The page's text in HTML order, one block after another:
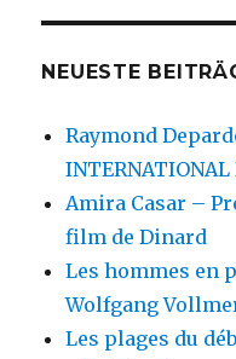
NEUESTE
Raymond
INTERNATIONAL
Amira Casar –
film de Dinard
Les hommes en
Wolfgang
Les plages du